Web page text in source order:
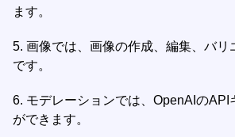
ます。
5. 画像では、画像の作成、編集、バリ
です。
6. モデレーションでは、OpenAIのAPI
ができます。